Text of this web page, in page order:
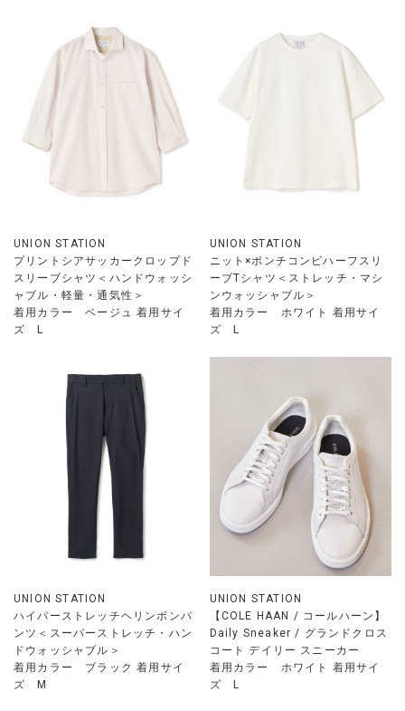
UNION STATION
プリントシアサッカークロップド
スリーブシャツ＜ハンドウォッシ
ャブル・軽量・通気性＞
着用カラー ベージュ 着用サイ
ズ L
UNION STATION
ニット×ポンチコンビハーフスリ
ーブTシャツ＜ストレッチ・マシ
ンウォッシャブル＞
着用カラー ホワイト 着用サイ
ズ L
UNION STATION
ハイパーストレッチヘリンボンパ
ンツ＜スーパーストレッチ・ハン
ドウォッシャブル＞
着用カラー ブラック 着用サイ
ズ M
UNION STATION
【COLE HAAN / コールハーン】
Daily Sneaker / グランドクロス
コート デイリー スニーカー
着用カラー ホワイト 着用サイ
ズ L